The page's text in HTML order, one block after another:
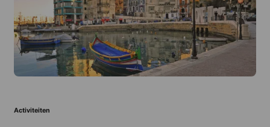
Activiteiten